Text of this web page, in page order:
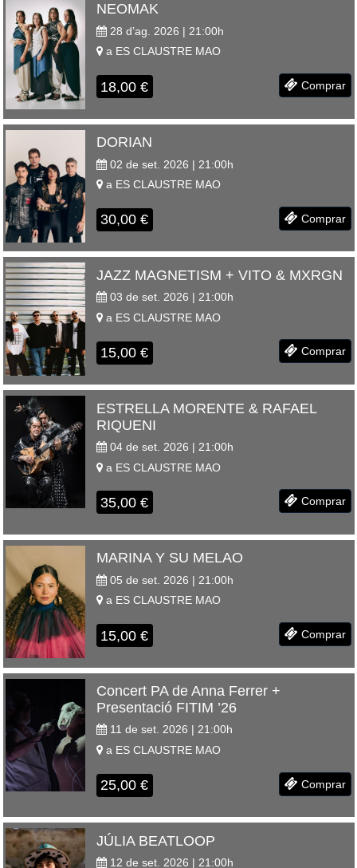
NEOMAK
28 d’ag. 2026 | 21:00h
a ES CLAUSTRE MAO
18,00 € Comprar
DORIAN
02 de set. 2026 | 21:00h
a ES CLAUSTRE MAO
30,00 € Comprar
JAZZ MAGNETISM + VITO & MXRGN
03 de set. 2026 | 21:00h
a ES CLAUSTRE MAO
15,00 € Comprar
ESTRELLA MORENTE & RAFAEL
RIQUENI
04 de set. 2026 | 21:00h
a ES CLAUSTRE MAO
35,00 € Comprar
MARINA Y SU MELAO
05 de set. 2026 | 21:00h
a ES CLAUSTRE MAO
15,00 € Comprar
Concert PA de Anna Ferrer +
Presentació FITIM ’26
11 de set. 2026 | 21:00h
a ES CLAUSTRE MAO
25,00 € Comprar
JÚLIA BEATLOOP
12 de set. 2026 | 21:00h